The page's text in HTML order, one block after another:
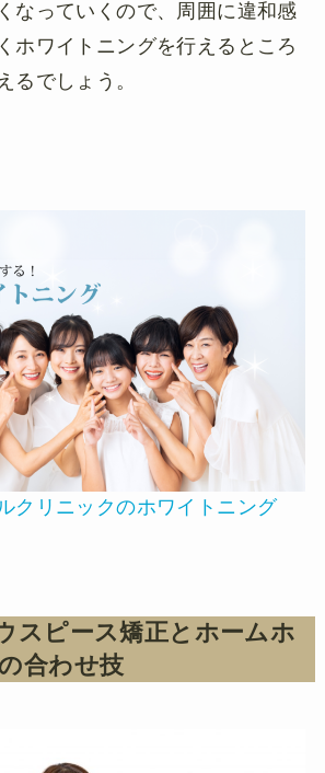
なっていくので、周囲に違和感
ホワイトニングを行えるところ
るでしょう。
クリニックのホワイトニング
スピース矯正とホームホ
合わせ技